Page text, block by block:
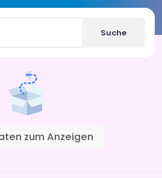
Suche
zum Anzeigen